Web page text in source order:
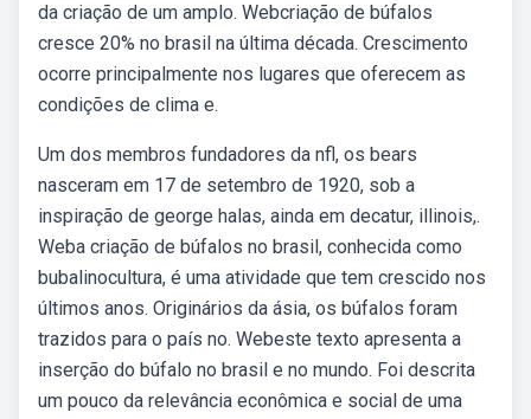
da criação de um amplo. Webcriação de búfalos
cresce 20% no brasil na última década. Crescimento
ocorre principalmente nos lugares que oferecem as
condições de clima e.
Um dos membros fundadores da nfl, os bears
nasceram em 17 de setembro de 1920, sob a
inspiração de george halas, ainda em decatur, illinois,.
Weba criação de búfalos no brasil, conhecida como
bubalinocultura, é uma atividade que tem crescido nos
últimos anos. Originários da ásia, os búfalos foram
trazidos para o país no. Webeste texto apresenta a
inserção do búfalo no brasil e no mundo. Foi descrita
um pouco da relevância econômica e social de uma